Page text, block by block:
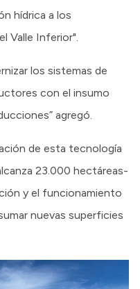
hídrica a los
Valle Inferior".
los sistemas de
con el insumo
agregó.
de esta tecnología
23.000 hectáreas-
y el funcionamiento
nuevas superficies